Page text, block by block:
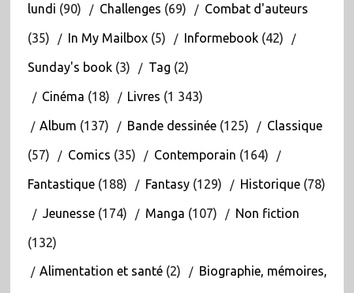
lundi (90) Challenges (69) Combat d'auteurs
(35) In My Mailbox(5) Informebook(42)
Sunday's book(3) Tag (2)
Cinéma (18) Livres (1 343)
Album (137) Bande dessinée(125) Classique
(57) Comics (35) Contemporain (164)
Fantastique(188) Fantasy(129) Historique(78)
Jeunesse(174) Manga (107) Non fiction
(132)
Alimentation et santé(2) Biographie, mémoires,